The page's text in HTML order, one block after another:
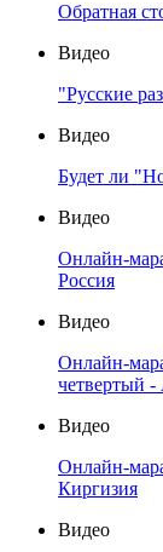
Обратная
Видео
"Русские
Видео
Будет ли
Видео
Онлайн-
Россия
Видео
Онлайн-
четвертый
Видео
Онлайн-
Киргизия
Видео